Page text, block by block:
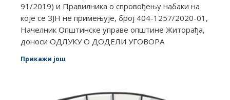
91/2019) и Правилника о спровођењу набаки на
које се ЗЈН не примењује, број 404-1257/2020-01,
Начелник Општинске управе општине Житорађа,
доноси ОДЛУКУ О ДОДЕЛИ УГОВОРА
Прикажи још